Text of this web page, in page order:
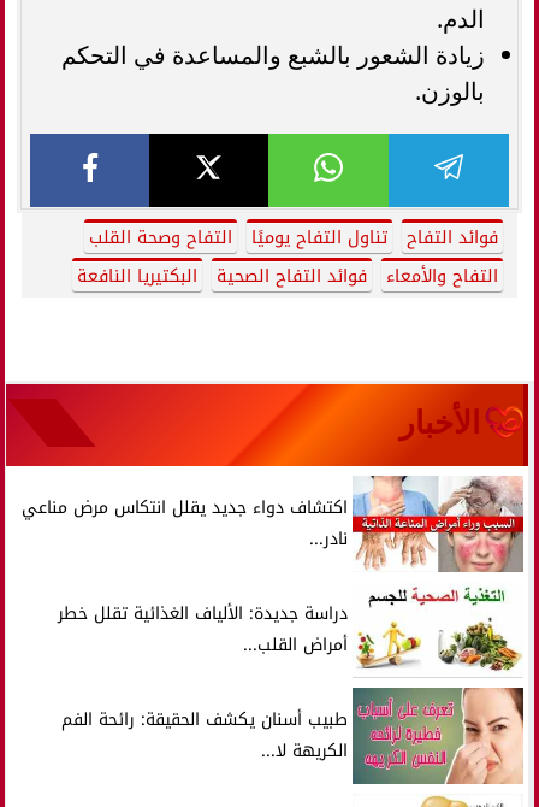
الدم.
زيادة الشعور بالشبع والمساعدة في التحكم
بالوزن.
فوائد التفاح تناول التفاح يوميًا
التفاح وصحة القلب
التفاح والأمعاء
فوائد التفاح الصحية البكتيريا النافعة
الأخبار
اكتشاف دواء جديد يقلل انتكاس مرض مناعي
نادر...
دراسة جديدة: الألياف الغذائية تقلل خطر
أمراض القلب...
طبيب أسنان يكشف الحقيقة: رائحة الفم
الكريهة لا...